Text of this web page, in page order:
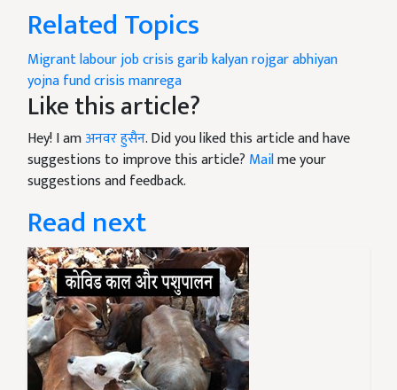
Related Topics
Migrant labourjob crisisgarib kalyan rojgar abhiyan
yojnafund crisismanrega
Like this article?
Hey! I amअनवर हुसैन. Did you liked this article and have
suggestions to improve this article? Mailme your
suggestions and feedback.
Read next